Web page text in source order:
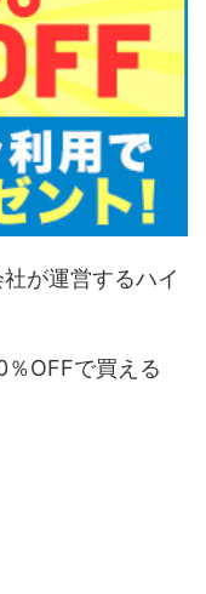
が運営するハイ
OFFで買える